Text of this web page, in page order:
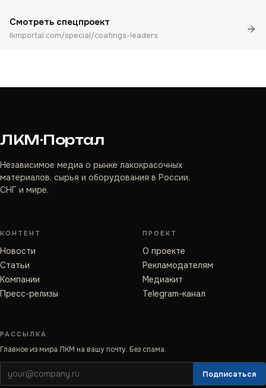
Смотреть спецпроект
lkmportal.com/special/coatings-leaders
ЛКМ·Портал
Независимое медиа о рынке лакокрасочных
материалов, сырья и оборудования в России,
СНГ и мире.
КОНТЕНТ
Новости
Статьи
Компании
Пресс-релизы
ПРОЕКТ
О проекте
Рекламодателям
Медиакит
Telegram-канал
РАССЫЛКА
Главное из мира ЛКМ на вашу почту. Без спама.
Подписаться